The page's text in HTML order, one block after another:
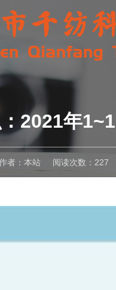
2021年
者：本站 阅读次数：227